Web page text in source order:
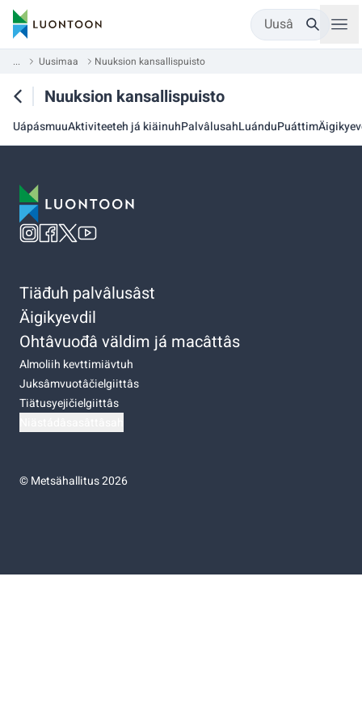
Uusâ
... Uusimaa Nuuksion kansallispuisto
Nuuksion kansallispuisto
UápásmuuAktiviteeteh já kiäinuhPalvâlusahLuánduPuáttim
Tiäđuh palvâlusâst
Äigikyevdil
Ohtâvuođâ väldim já macâttâs
Almoliih kevttimiävtuh
Juksâmvuotâčielgiittâs
Tiätusyejičielgiittâs
©Metsähallitus 2026